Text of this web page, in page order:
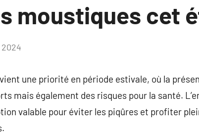
moustiques cet
une priorité en période estivale, où la
mais également des risques pour la santé.
valable pour éviter les piqûres et profiter